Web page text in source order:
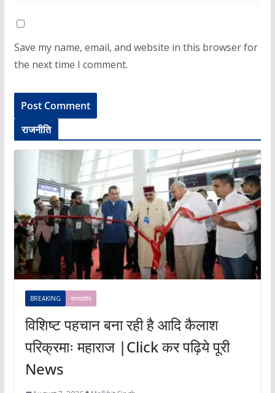
Save my name, email, and website in this browser for
the next time I comment.
राजनीति
BREAKING संपादकीय
विशिष्ट पहचान बना रही है आदि कैलाश
परिक्रमाः महाराज |Click कर पढ़िये पूरी
News